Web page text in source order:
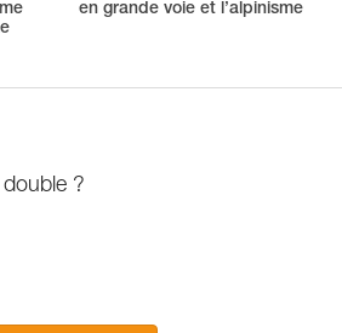
en grande voie et l’alpinisme
?